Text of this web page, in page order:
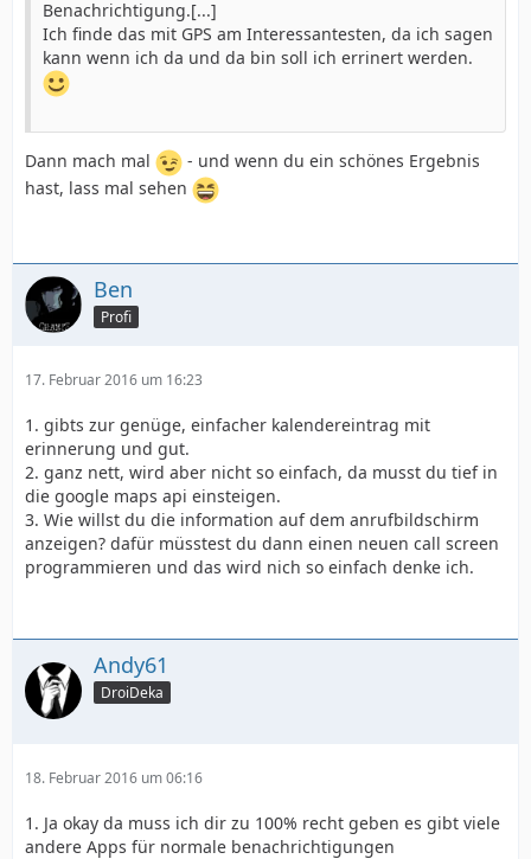
Benachrichtigung.[...]
Ich finde das mit GPS am Interessantesten, da ich sagen
kann wenn ich da und da bin soll ich errinert werden.
Dann mach mal
- und wenn du ein schönes Ergebnis
hast, lass mal sehen
Ben
Profi
17. Februar 2016 um 16:23
1. gibts zur genüge, einfacher kalendereintrag mit
erinnerung und gut.
2. ganz nett, wird aber nicht so einfach, da musst du tief in
die google maps api einsteigen.
3. Wie willst du die information auf dem anrufbildschirm
anzeigen? dafür müsstest du dann einen neuen call screen
programmieren und das wird nich so einfach denke ich.
Andy61
DroiDeka
18. Februar 2016 um 06:16
1. Ja okay da muss ich dir zu 100% recht geben es gibt viele
andere Apps für normale benachrichtigungen